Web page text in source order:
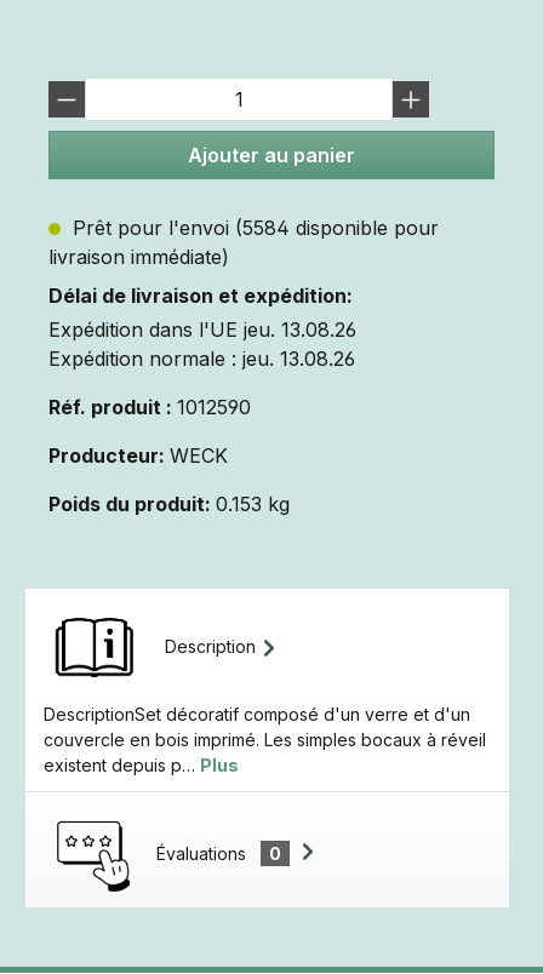
Ajouter au panier
Prêt pour l'envoi (5584 disponible pour
livraison immédiate)
Délai de livraison et expédition:
Expédition dans l'UE jeu. 13.08.26
Expédition normale : jeu. 13.08.26
Réf. produit : 1012590
Producteur: WECK
Poids du produit: 0.153 kg
Description
DescriptionSet décoratif composé d'un verre et d'un
couvercle en bois imprimé. Les simples bocaux à réveil
existent depuis p… Plus
Évaluations 0